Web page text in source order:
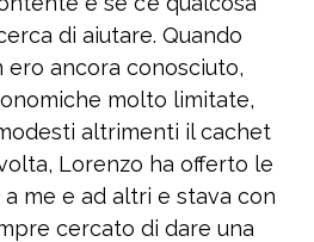
di aiutare. Quando
ero ancora conosciuto,
molto limitate,
altrimenti il cachet
Lorenzo ha offerto le
me e ad altri e stava con
cercato di dare una